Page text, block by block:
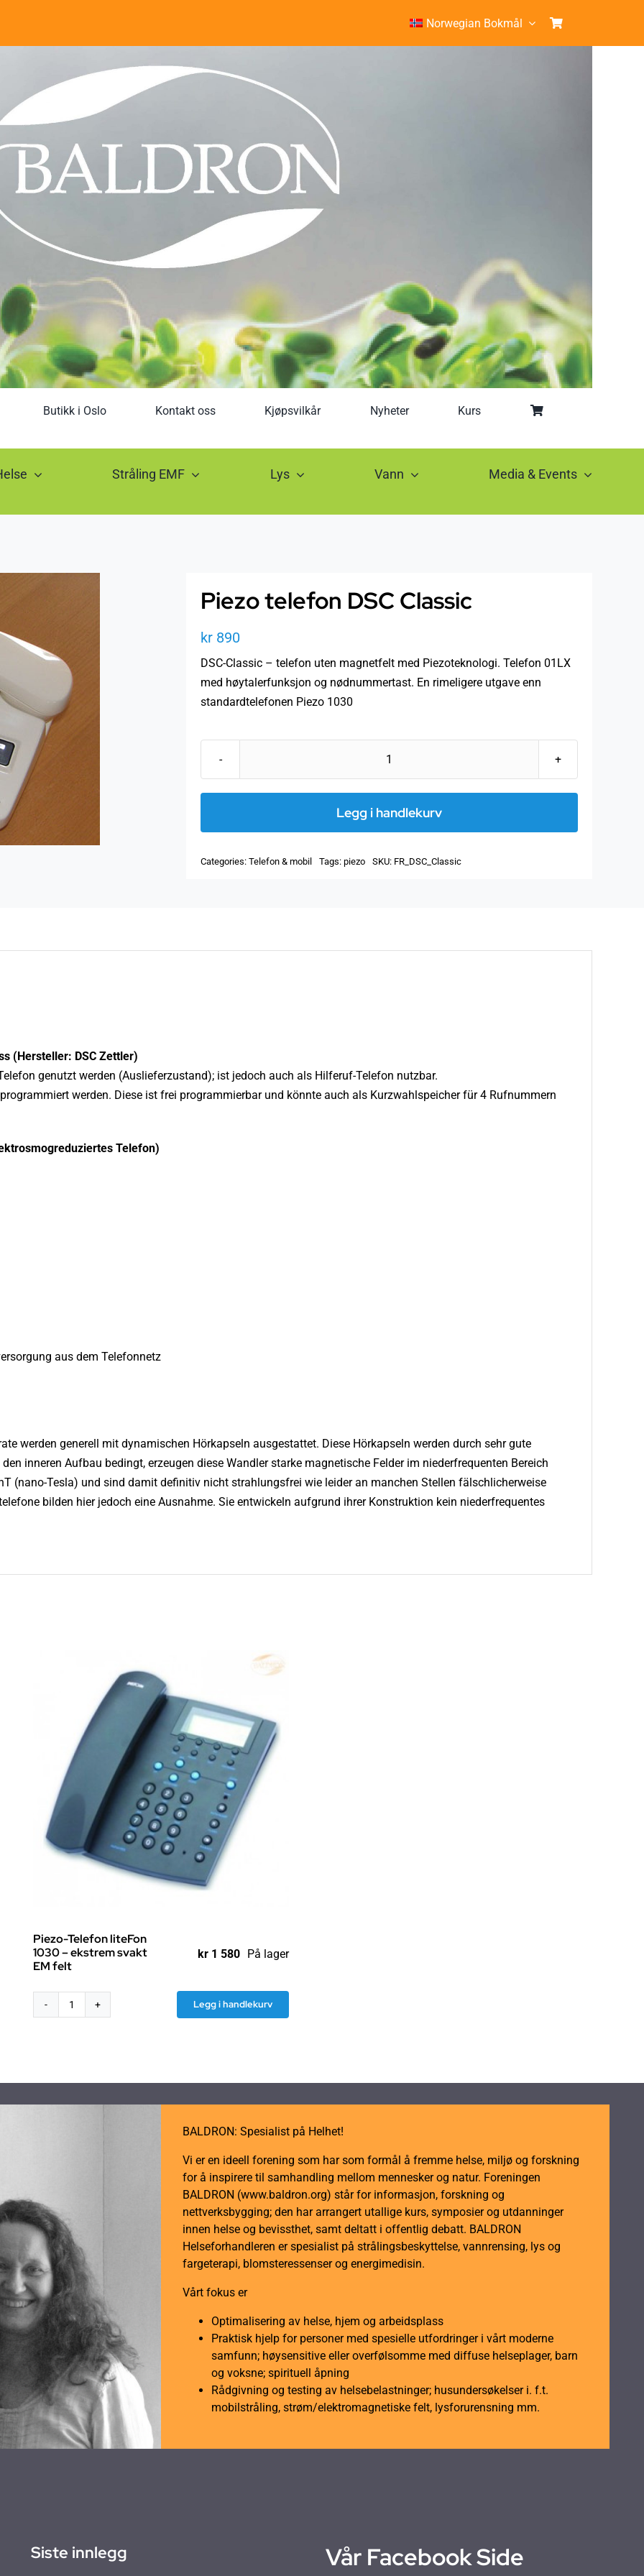
Norwegian Bokmål
Butikk i Oslo Kontakt oss Kjøpsvilkår Nyheter Kurs
Stråling EMF Lys Vann Media & Events
Piezo telefon DSC Classic
kr 890
DSC-Classic – telefon uten magnetfelt med Piezoteknologi. Telefon 01LX
med høytalerfunksjon og nødnummertast. En rimeligere utgave enn
standardtelefonen Piezo 1030
Piezo
DSC
Legg i handlekurv
Categories: Telefon & mobil Tags: piezo SKU: FR_DSC_Classic
(Hersteller: DSC Zettler)
genutzt werden (Auslieferzustand); ist jedoch auch als Hilferuf-Telefon nutzbar.
werden. Diese ist frei programmierbar und könnte auch als Kurzwahlspeicher für 4 Rufnummern
Telefon)
aus dem Telefonnetz
werden generell mit dynamischen Hörkapseln ausgestattet. Diese Hörkapseln werden durch sehr gute
inneren Aufbau bedingt, erzeugen diese Wandler starke magnetische Felder im niederfrequenten Bereich
(nano-Tesla) und sind damit definitiv nicht strahlungsfrei wie leider an manchen Stellen fälschlicherweise
bilden hier jedoch eine Ausnahme. Sie entwickeln aufgrund ihrer Konstruktion kein niederfrequentes
Piezo-Telefon liteFon
1030 – ekstrem svakt
EM felt
kr 1 580 På lager
Piezo-
Legg i handlekurv
BALDRON: Spesialist på Helhet!
Vi er en ideell forening som har som formål å fremme helse, miljø og forskning
for å inspirere til samhandling mellom mennesker og natur. Foreningen
BALDRON (www.baldron.org) står for informasjon, forskning og
nettverksbygging; den har arrangert utallige kurs, symposier og utdanninger
innen helse og bevissthet, samt deltatt i offentlig debatt. BALDRON
Helseforhandleren er spesialist på strålingsbeskyttelse, vannrensing, lys og
fargeterapi, blomsteressenser og energimedisin.
Vårt fokus er
Optimalisering av helse, hjem og arbeidsplass
Praktisk hjelp for personer med spesielle utfordringer i vårt moderne
samfunn; høysensitive eller overfølsomme med diffuse helseplager, barn
og voksne; spirituell åpning
Rådgivning og testing av helsebelastninger; husundersøkelser i. f.t.
mobilstråling, strøm/elektromagnetiske felt, lysforurensning mm.
Siste innlegg Vår Facebook Side